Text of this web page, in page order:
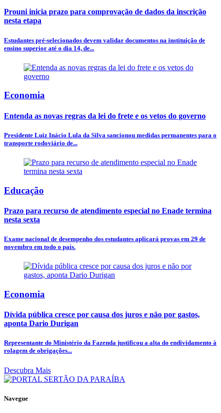
Prouni inicia prazo para comprovação de dados da inscrição
nesta etapa
Estudantes pré-selecionados devem validar documentos na instituição de
ensino superior até o dia 14, de...
Economia
Entenda as novas regras da lei do frete e os vetos do governo
Presidente Luiz Inácio Lula da Silva sancionou medidas permanentes para o
transporte rodoviário de...
Educação
Prazo para recurso de atendimento especial no Enade termina
nesta sexta
Exame nacional de desempenho dos estudantes aplicará provas em 29 de
novembro em todo o país.
Economia
Dívida pública cresce por causa dos juros e não por gastos,
aponta Dario Durigan
Representante do Ministério da Fazenda justificou a alta do endividamento à
rolagem de obrigações...
Descubra Mais
Navegue